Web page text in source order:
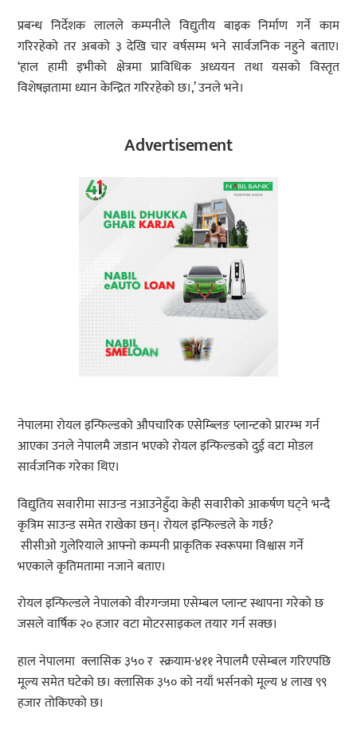
प्रबन्ध निर्देशक लालले कम्पनीले विद्युतीय बाइक निर्माण गर्ने काम
गरिरहेको तर अबको ३ देखि चार वर्षसम्म भने सार्वजनिक नहुने बताए।
‘हाल हामी इभीको क्षेत्रमा प्राविधिक अध्ययन तथा यसको विस्तृत
विशेषज्ञतामा ध्यान केन्द्रित गरिरहेको छ।,’ उनले भने।
Advertisement
नेपालमा रोयल इन्फिल्डको औपचारिक एसेम्ब्लिङ प्लान्टको प्रारम्भ गर्न
आएका उनले नेपालमै जडान भएको रोयल इन्फिल्डको दुई वटा मोडल
सार्वजनिक गरेका थिए।
विद्युतिय सवारीमा साउन्ड नआउनेहुँदा केही सवारीको आकर्षण घट्ने भन्दै
कृत्रिम साउन्ड समेत राखेका छन्। रोयल इन्फिल्डले के गर्छ?
सीसीओ गुलेरियाले आफ्नो कम्पनी प्राकृतिक स्वरूपमा विश्वास गर्ने
भएकाले कृतिमतामा नजाने बताए।
रोयल इन्फिल्डले नेपालको वीरगन्जमा एसेम्बल प्लान्ट स्थापना गरेको छ
जसले वार्षिक २० हजार वटा मोटरसाइकल तयार गर्न सक्छ।
हाल नेपालमा क्लासिक ३५० र स्क्रयाम-४११ नेपालमै एसेम्बल गरिएपछि
मूल्य समेत घटेको छ। क्लासिक ३५० को नयाँ भर्सनको मूल्य ४ लाख ९९
हजार तोकिएको छ।